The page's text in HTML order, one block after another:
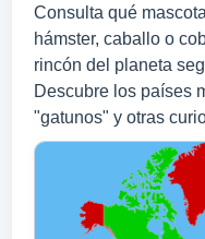
Consulta qué
hámster, caballo o
rincón del planeta
Descubre los países
"gatunos" y otras